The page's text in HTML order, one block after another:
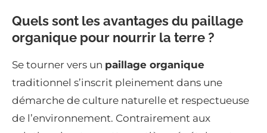
Quels sont les avantages du paillage
organique pour nourrir la terre ?
Se tourner vers un paillage organique
traditionnel s’inscrit pleinement dans une
démarche de culture naturelle et respectueuse
de l’environnement. Contrairement aux